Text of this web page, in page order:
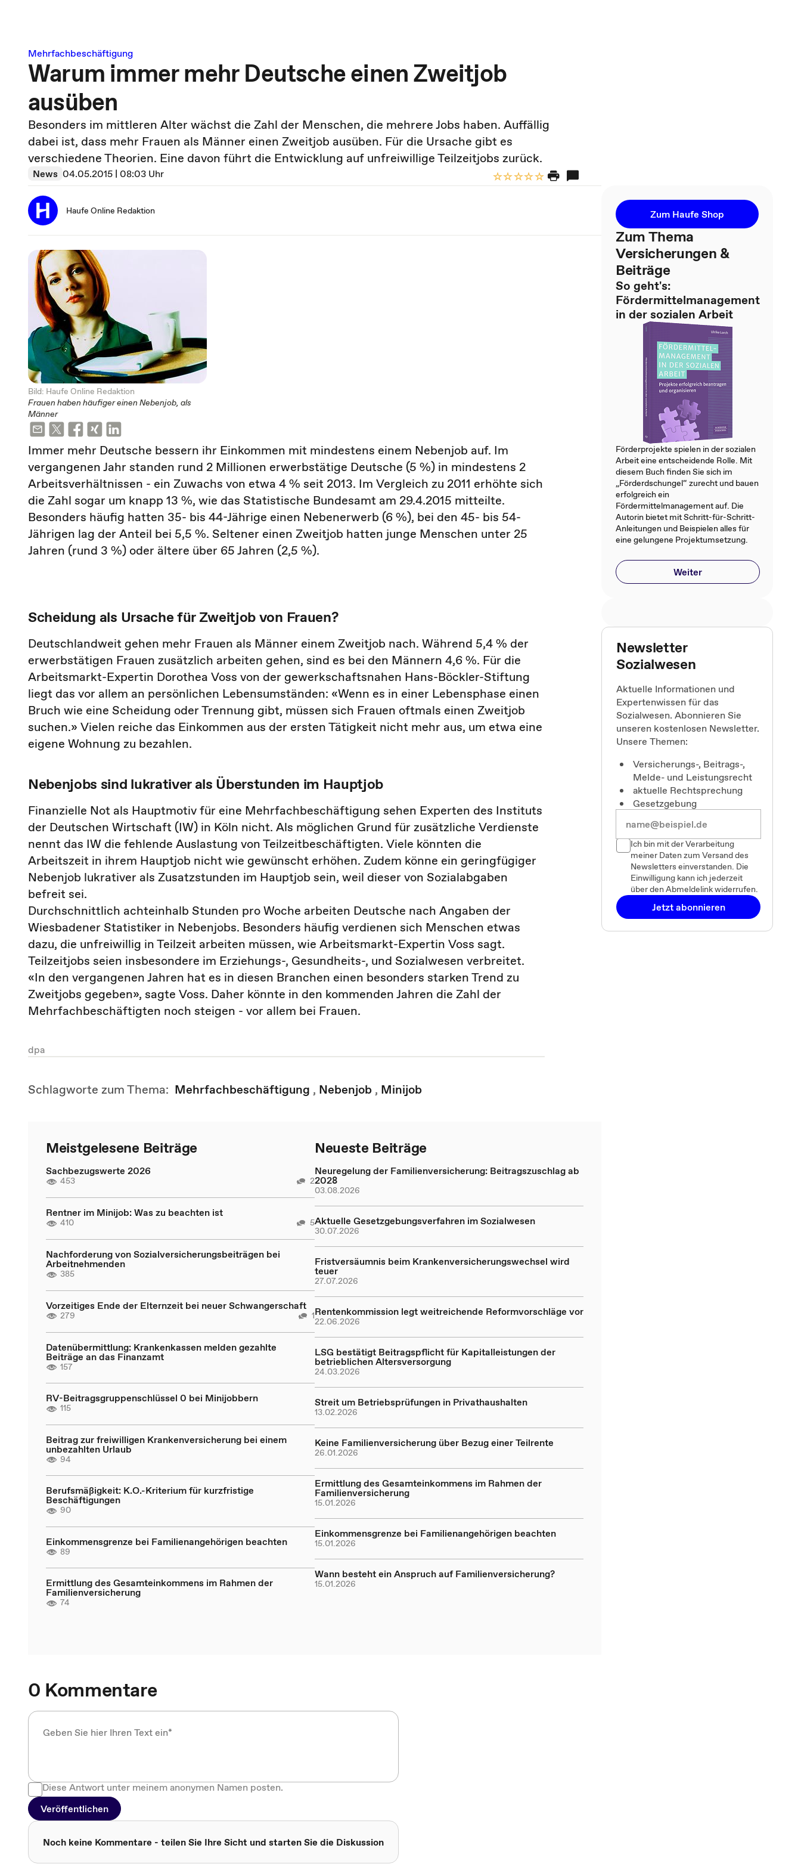
Mehrfachbeschäftigung
Warum immer mehr Deutsche einen Zweitjob
ausüben
Besonders im mittleren Alter wächst die Zahl der Menschen, die mehrere Jobs haben. Auffällig
dabei ist, dass mehr Frauen als Männer einen Zweitjob ausüben. Für die Ursache gibt es
verschiedene Theorien. Eine davon führt die Entwicklung auf unfreiwillige Teilzeitjobs zurück.
News 04.05.2015 | 08:03 Uhr
Haufe Online Redaktion
Bild: Haufe Online Redaktion
Frauen haben häufiger einen Nebenjob, als
Männer
Immer mehr Deutsche bessern ihr Einkommen mit mindestens einem Nebenjob auf. Im
vergangenen Jahr standen rund 2 Millionen erwerbstätige Deutsche (5 %) in mindestens 2
Arbeitsverhältnissen - ein Zuwachs von etwa 4 % seit 2013. Im Vergleich zu 2011 erhöhte sich
die Zahl sogar um knapp 13 %, wie das Statistische Bundesamt am 29.4.2015 mitteilte.
Besonders häufig hatten 35- bis 44-Jährige einen Nebenerwerb (6 %), bei den 45- bis 54-
Jährigen lag der Anteil bei 5,5 %. Seltener einen Zweitjob hatten junge Menschen unter 25
Jahren (rund 3 %) oder ältere über 65 Jahren (2,5 %).
Scheidung als Ursache für Zweitjob von Frauen?
Deutschlandweit gehen mehr Frauen als Männer einem Zweitjob nach. Während 5,4 % der
erwerbstätigen Frauen zusätzlich arbeiten gehen, sind es bei den Männern 4,6 %. Für die
Arbeitsmarkt-Expertin Dorothea Voss von der gewerkschaftsnahen Hans-Böckler-Stiftung
liegt das vor allem an persönlichen Lebensumständen: «Wenn es in einer Lebensphase einen
Bruch wie eine Scheidung oder Trennung gibt, müssen sich Frauen oftmals einen Zweitjob
suchen.» Vielen reiche das Einkommen aus der ersten Tätigkeit nicht mehr aus, um etwa eine
eigene Wohnung zu bezahlen.
Nebenjobs sind lukrativer als Überstunden im Hauptjob
Finanzielle Not als Hauptmotiv für eine Mehrfachbeschäftigung sehen Experten des Instituts
der Deutschen Wirtschaft (IW) in Köln nicht. Als möglichen Grund für zusätzliche Verdienste
nennt das IW die fehlende Auslastung von Teilzeitbeschäftigten. Viele könnten die
Arbeitszeit in ihrem Hauptjob nicht wie gewünscht erhöhen. Zudem könne ein geringfügiger
Nebenjob lukrativer als Zusatzstunden im Hauptjob sein, weil dieser von Sozialabgaben
befreit sei.
Durchschnittlich achteinhalb Stunden pro Woche arbeiten Deutsche nach Angaben der
Wiesbadener Statistiker in Nebenjobs. Besonders häufig verdienen sich Menschen etwas
dazu, die unfreiwillig in Teilzeit arbeiten müssen, wie Arbeitsmarkt-Expertin Voss sagt.
Teilzeitjobs seien insbesondere im Erziehungs-, Gesundheits-, und Sozialwesen verbreitet.
«In den vergangenen Jahren hat es in diesen Branchen einen besonders starken Trend zu
Zweitjobs gegeben», sagte Voss. Daher könnte in den kommenden Jahren die Zahl der
Mehrfachbeschäftigten noch steigen - vor allem bei Frauen.
dpa
Schlagworte zum Thema: Mehrfachbeschäftigung , Nebenjob , Minijob
Meistgelesene Beiträge
Sachbezugswerte 2026
453 2
Rentner im Minijob: Was zu beachten ist
410 5
Nachforderung von Sozialversicherungsbeiträgen bei
Arbeitnehmenden
385
Vorzeitiges Ende der Elternzeit bei neuer Schwangerschaft
279 1
Datenübermittlung: Krankenkassen melden gezahlte
Beiträge an das Finanzamt
157
RV-Beitragsgruppenschlüssel 0 bei Minijobbern
115
Beitrag zur freiwilligen Krankenversicherung bei einem
unbezahlten Urlaub
94
Berufsmäßigkeit: K.O.-Kriterium für kurzfristige
Beschäftigungen
90
Einkommensgrenze bei Familienangehörigen beachten
89
Ermittlung des Gesamteinkommens im Rahmen der
Familienversicherung
74
Neueste Beiträge
Neuregelung der Familienversicherung: Beitragszuschlag ab
2028
03.08.2026
Aktuelle Gesetzgebungsverfahren im Sozialwesen
30.07.2026
Fristversäumnis beim Krankenversicherungswechsel wird
teuer
27.07.2026
Rentenkommission legt weitreichende Reformvorschläge vor
22.06.2026
LSG bestätigt Beitragspflicht für Kapitalleistungen der
betrieblichen Altersversorgung
24.03.2026
Streit um Betriebsprüfungen in Privathaushalten
13.02.2026
Keine Familienversicherung über Bezug einer Teilrente
26.01.2026
Ermittlung des Gesamteinkommens im Rahmen der
Familienversicherung
15.01.2026
Einkommensgrenze bei Familienangehörigen beachten
15.01.2026
Wann besteht ein Anspruch auf Familienversicherung?
15.01.2026
0 Kommentare
Diese Antwort unter meinem anonymen Namen posten.
Veröffentlichen
Noch keine Kommentare - teilen Sie Ihre Sicht und starten Sie die Diskussion
Zum Haufe Shop
Zum Thema
Versicherungen &
Beiträge
So geht's:
Fördermittelmanagement
in der sozialen Arbeit
Förderprojekte spielen in der sozialen
Arbeit eine entscheidende Rolle. Mit
diesem Buch finden Sie sich im
„Förderdschungel“ zurecht und bauen
erfolgreich ein
Fördermittelmanagement auf. Die
Autorin bietet mit Schritt-für-Schritt-
Anleitungen und Beispielen alles für
eine gelungene Projektumsetzung.
Weiter
Newsletter
Sozialwesen
Aktuelle Informationen und
Expertenwissen für das
Sozialwesen. Abonnieren Sie
unseren kostenlosen Newsletter.
Unsere Themen:
Versicherungs-, Beitrags-,
Melde- und Leistungsrecht
aktuelle Rechtsprechung
Gesetzgebung
Ich bin mit der Verarbeitung
meiner Daten zum Versand des
Newsletters einverstanden. Die
Einwilligung kann ich jederzeit
über den Abmeldelink widerrufen.
Jetzt abonnieren